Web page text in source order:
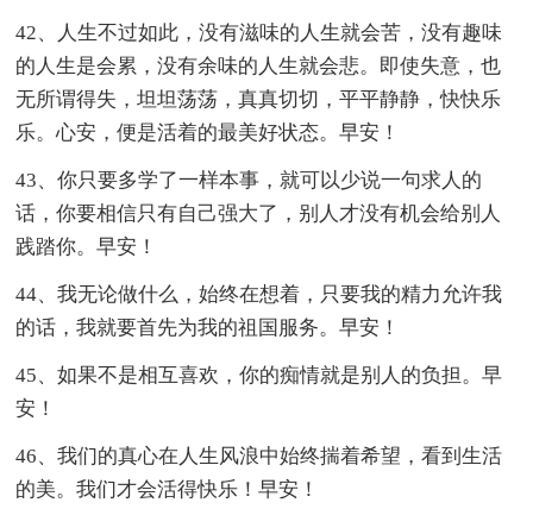
42、人生不过如此，没有滋味的人生就会苦，没有趣味
的人生是会累，没有余味的人生就会悲。即使失意，也
无所谓得失，坦坦荡荡，真真切切，平平静静，快快乐
乐。心安，便是活着的最美好状态。早安！
43、你只要多学了一样本事，就可以少说一句求人的
话，你要相信只有自己强大了，别人才没有机会给别人
践踏你。早安！
44、我无论做什么，始终在想着，只要我的精力允许我
的话，我就要首先为我的祖国服务。早安！
45、如果不是相互喜欢，你的痴情就是别人的负担。早
安！
46、我们的真心在人生风浪中始终揣着希望，看到生活
的美。我们才会活得快乐！早安！